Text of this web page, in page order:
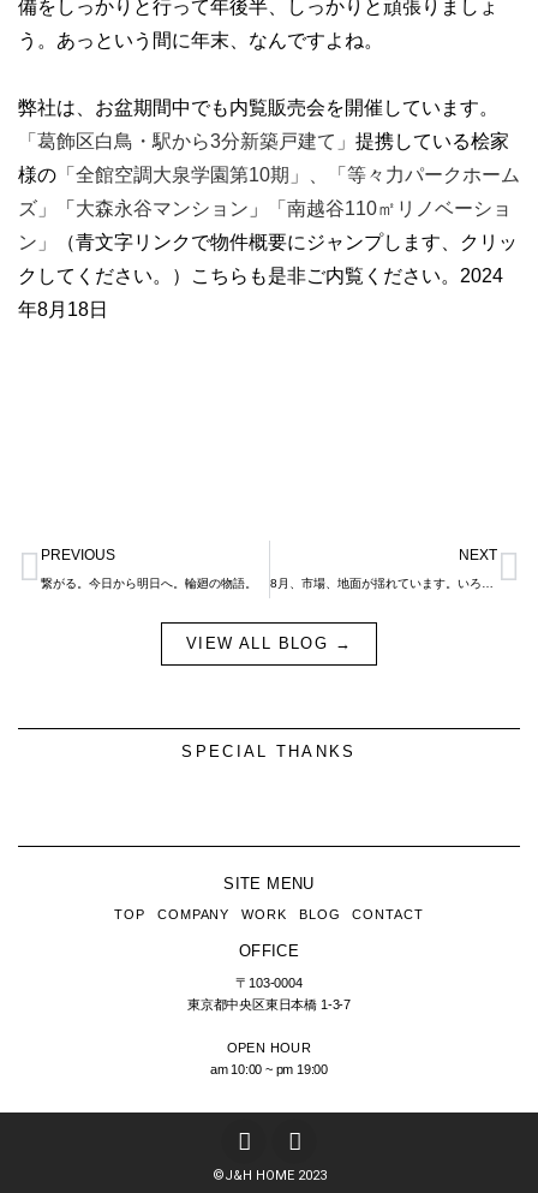
備をしっかりと行って年後半、しっかりと頑張りましょ
う。あっという間に年末、なんですよね。
弊社は、お盆期間中でも内覧販売会を開催しています。
「葛飾区白鳥・駅から3分新築戸建て」 提携している桧家
様の 「全館空調大泉学園第10期」、
「等々力パークホーム
ズ」
「 大森永谷マンション 」 「 南越谷110㎡リノベーショ
ン 」
（青文字リンクで物件概要にジャンプします、クリッ
クしてください。）こちらも是非ご内覧ください。2024
年8月18日
Prev
PREVIOUS
繋がる。今日から明日へ。輪廻の物語。
NEXT
VIEW ALL BLOG →
SPECIAL THANKS
SITE MENU
TOP COMPANY WORK BLOG CONTACT
OFFICE
〒103-0004
東京都中央区東日本橋 1-3-7
OPEN HOUR
am 10:00 ~ pm 19:00
T
w
i
I
n
s
©︎J&H HOME 2023